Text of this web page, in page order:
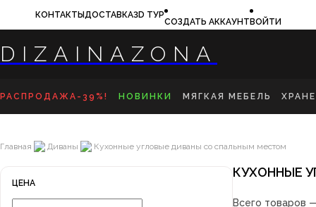
КОНТАКТЫ ДОСТАВКА3D ТУР
СОЗДАТЬ АККАУНТВОЙТИ
DIZAINAZONA
РАСПРОДАЖА-39%! НОВИНКИ МЯГКАЯ МЕБЕЛЬ
КРЕСЛА
Главная Диваны Кухонные угловые диваны со спальным местом
ЦЕНА
КУХОННЫЕ
Всего товаров